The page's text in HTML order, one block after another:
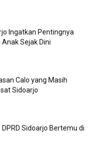
Ingatkan Pentingnya
Sejak Dini
Calo yang Masih
Sidoarjo
Sidoarjo Bertemu di